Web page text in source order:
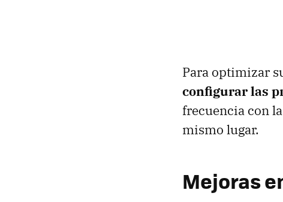
Para optimizar
configurar las
frecuencia con
mismo lugar.
Mejoras